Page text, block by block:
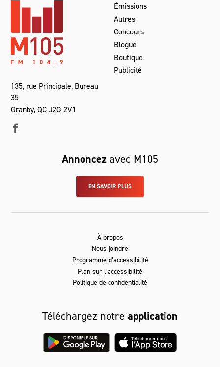
135, rue Principale, Bureau
35
Granby, QC J2G 2V1
Émissions
Autres
Concours
Blogue
Boutique
Publicité
Annoncez avec M105
EN SAVOIR PLUS
À propos
Nous joindre
Programme d’accessibilité
Plan sur l’accessibilité
Politique de confidentialité
Téléchargez notre application